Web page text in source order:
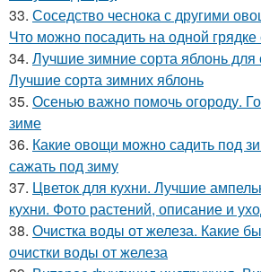
33. Соседство чеснока с другими
Что можно посадить на одной грядке
34. Лучшие зимние сорта яблонь
Лучшие сорта зимних яблонь
35. Осенью важно помочь огороду.
зиме
36. Какие овощи можно садить под
сажать под зиму
37. Цветок для кухни. Лучшие
кухни. Фото растений, описание и
38. Очистка воды от железа. Какие
очистки воды от железа